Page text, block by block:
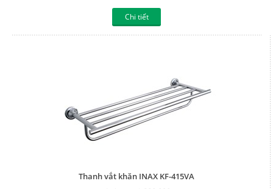
Chi tiết
Thanh vắt khăn INAX KF-415VA